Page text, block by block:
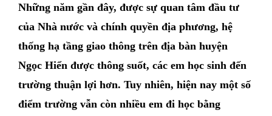
Những năm gần đây, được sự quan tâm đầu tư
của Nhà nước và chính quyền địa phương, hệ
thống hạ tầng giao thông trên địa bàn huyện
Ngọc Hiển được thông suốt, các em học sinh đến
trường thuận lợi hơn. Tuy nhiên, hiện nay một số
điểm trường vẫn còn nhiều em đi học bằng